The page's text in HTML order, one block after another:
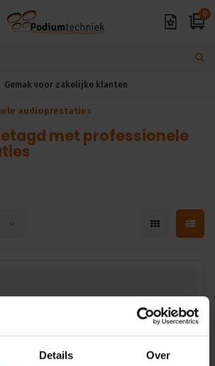
Details Over
0
Gemak voor zakelijke klanten
audioprestaties
met professionele